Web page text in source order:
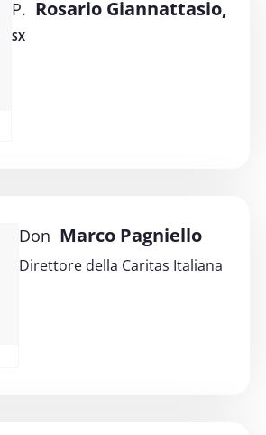
P. Rosario Giannattasio,
SX
Don Marco Pagniello
Direttore della Caritas Italiana